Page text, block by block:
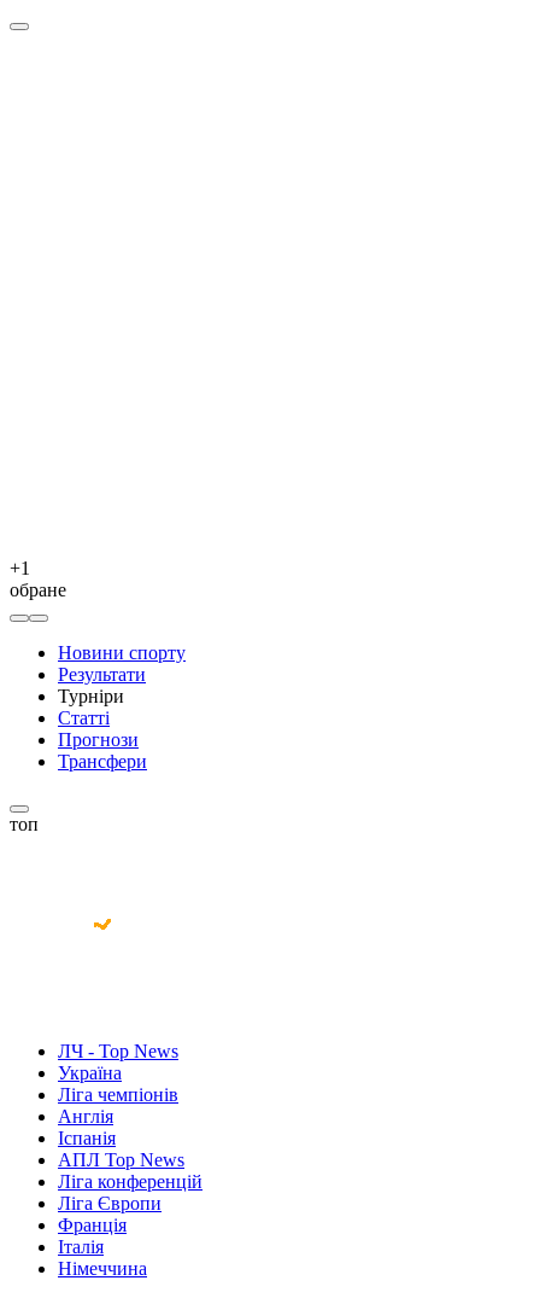
+1
обране
Новини спорту
Результати
Турніри
Статті
Прогнози
Трансфери
топ
ЛЧ - Top News
Україна
Ліга чемпіонів
Англія
Іспанія
АПЛ Top News
Ліга конференцій
Ліга Європи
Франція
Італія
Німеччина